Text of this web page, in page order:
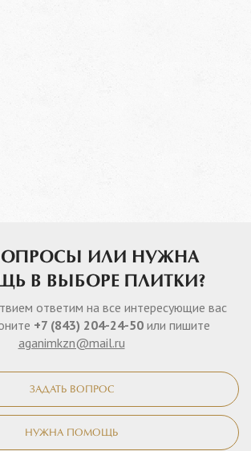
ИЛИ НУЖНА
В ВЫБОРЕ ПЛИТКИ?
ответим на все интересующие вас
+7 (843) 204-24-50 или пишите
aganimkzn@mail.ru
ЗАДАТЬ ВОПРОС
НУЖНА ПОМОЩЬ